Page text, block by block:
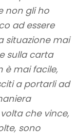
non gli ho
ad essere
situazione mai
sulla carta
è mai facile,
a portarli ad
che vince,
sono